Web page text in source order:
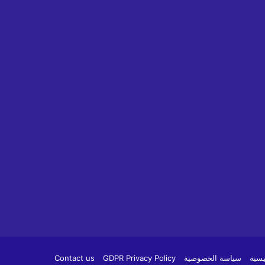
سياسة الخصوصية GDPR Privacy Policy
Contact us